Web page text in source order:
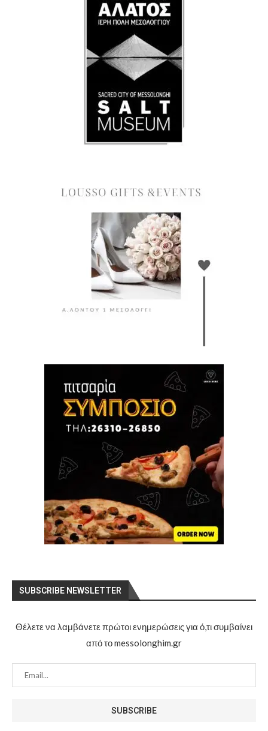
SUBSCRIBE NEWSLETTER
Θέλετε να λαμβάνετε πρώτοι ενημερώσεις για ό,τι συμβαίνει
από το messolonghim.gr